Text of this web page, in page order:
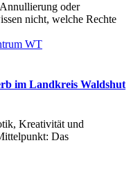
oder
nicht, welche Rechte
im Landkreis Waldshut
Kreativität und
Das